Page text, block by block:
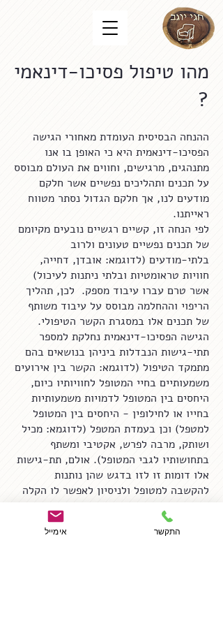
מהו טיפול פסיכו-דינאמי
?
ההנחה הבסיסית העומדת מאחורי הגישה
הפסיכו-דינאמית היא כי האופן בו אנו
מתנהגים, מרגישים, וחווים את העולם מבוסס
על תכנים ותהליכים נפשיים אשר חלקם
מודעים לנו, אך חלקם הגדול נסתר מטווח
ראייתנו.
לפי הנחה זו, קשיים רגשיים נובעים מקיומם
של תכנים נפשיים טעונים ולרוב
בלתי-מודעים (לדוגמא: אובדן, דחייה,
חוויות טראומטיות ובלתי ניתנות לעיכול)
אשר טרם עברו עיבוד מספק. לכן, תהליך
הריפוי וההחלמה מבוסס על עיבוד משותף
של תכנים אלו במסגרת הקשר הטיפולי.
הגישה הפסיכו-דינאמית נחלקת למספר
תתי-גישות הנבדלות ביניהן בנושאים בהם
מתמקד הטיפול (לדוגמא: הקשר בין אירועים
משמעותיים בחיי המטופל לחוויותיו כיום,
היחסים בין המטופל לדמויות משמעותיות
בחייו או לחילופין - היחסים בין המטופל
למטפל) וכן בעמדת המטפל (לדוגמא: מכיל
ושותק, מרבה לפרש, אקטיבי ומשתף
בתחושותיו לגבי המטופל). אולם, תת-גישות
אלו דומות זו לזו בדגש שהן נותנות
להקשבה למטופל ולניסיון לאפשר לו הקלה
רגשית ושיפור באיכות החיים על בסיס הקשר
הטיפולי.
אימייל התקשר